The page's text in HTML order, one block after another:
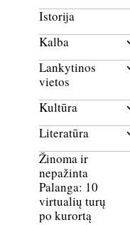
Istorija
Kalba
Lankytinos
vietos
Kultūra
Literatūra
Žinoma ir
nepažinta
Palanga: 10
virtualių turų
po kurortą
Smush Image